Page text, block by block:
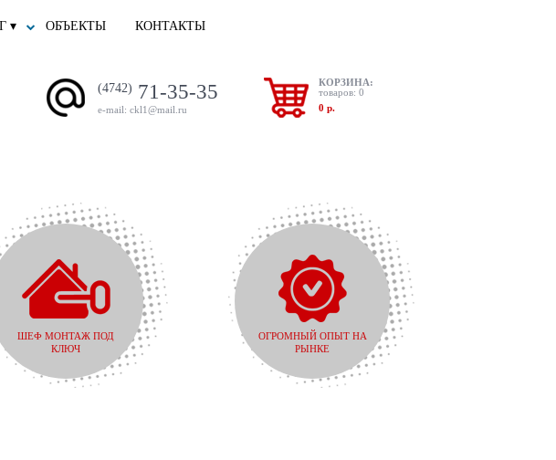
▾ ОБЪЕКТЫ КОНТАКТЫ
(4742) 71-35-35
e-mail: ckl1@mail.ru
КОРЗИНА:
товаров: 0
0 р.
ШЕФ МОНТАЖ ПОД
КЛЮЧ
ОГРОМНЫЙ ОПЫТ НА
РЫНКЕ